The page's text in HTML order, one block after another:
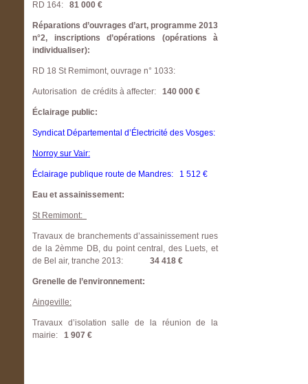
RD 164: 81 000 €
Réparations d’ouvrages d’art, programme 2013
n°2, inscriptions d’opérations (opérations à
individualiser):
RD 18 St Remimont, ouvrage n° 1033:
Autorisation de crédits à affecter: 140 000 €
Éclairage public:
Syndicat Départemental d’Électricité des Vosges:
Norroy sur Vair:
Éclairage publique route de Mandres: 1 512 €
Eau et assainissement:
St Remimont:
Travaux de branchements d’assainissement rues
de la 2èmme DB, du point central, des Luets, et
de Bel air, tranche 2013: 34 418 €
Grenelle de l’environnement:
Aingeville:
Travaux d’isolation salle de la réunion de la
mairie: 1 907 €